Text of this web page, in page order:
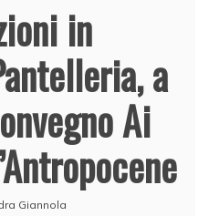
in
a
Ai
Giannola